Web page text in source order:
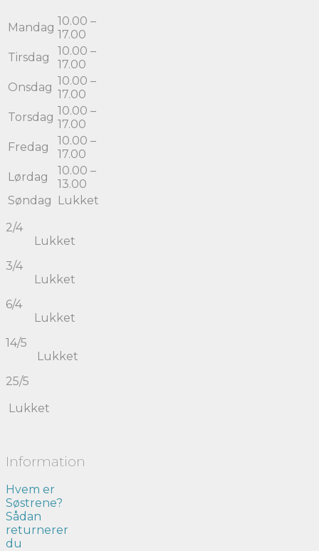
Mandag 10.00 –
17.00
Tirsdag
10.00 –
17.00
Onsdag 10.00 –
17.00
Torsdag 10.00 –
17.00
Fredag
10.00 –
17.00
Lørdag
10.00 –
13.00
Søndag
Lukket
2/4
Lukket
3/4
Lukket
6/4
Lukket
14/5
Lukket
25/5
Lukket
Information
Hvem er
Søstrene?
Sådan
returnerer
du